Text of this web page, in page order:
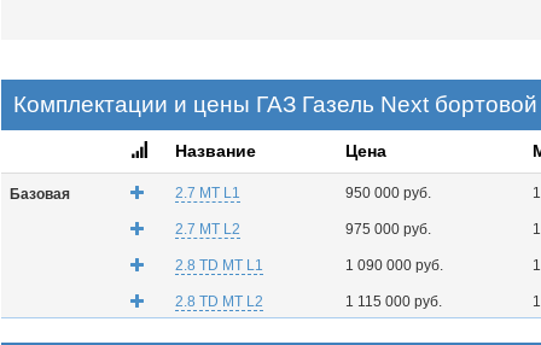
Комплектации и цены ГАЗ Газель Next
Название Цена
Базовая 2.7 MT L1 950 000 руб.
2.7 MT L2 975 000 руб.
2.8 TD MT L1 1 090 000 руб.
2.8 TD MT L2 1 115 000 руб.